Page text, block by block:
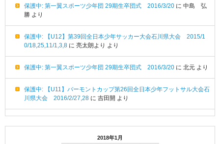
保護中: 第一翼スポーツ少年団 29期生卒団式 2016/3/20 に 中島 弘
勝 より
保護中: 【U12】第39回全日本少年サッカー大会石川県大会 2015/1
0/18,25,11/1,3,8 に 亮太朗より より
保護中: 第一翼スポーツ少年団 29期生卒団式 2016/3/20 に 北元 より
保護中: 【U11】バーモントカップ第26回全日本少年フットサル大会石
川県大会 2016/2/27,28 に 吉田開 より
2018年1月